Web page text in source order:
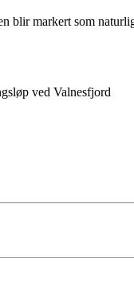
blir markert som
ved Valnesfjord